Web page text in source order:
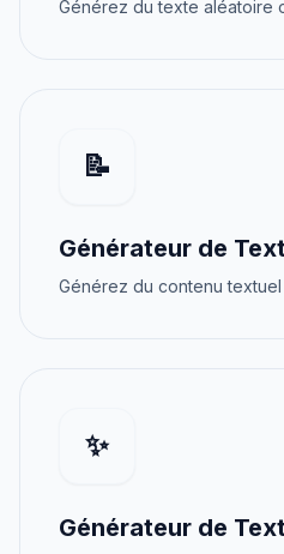
Générez du texte aléatoire
📝
Générateur de
Générez du contenu
✨
Générateur de